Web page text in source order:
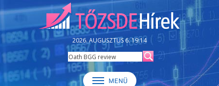
2026. AUGUSZTUS 6. 19:14